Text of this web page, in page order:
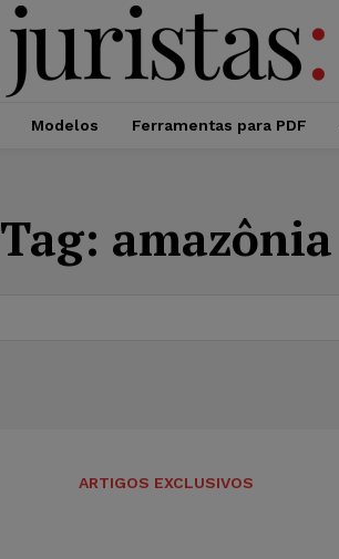
Modelos Ferramentas para PDF
Tag: amazônia
ARTIGOS EXCLUSIVOS